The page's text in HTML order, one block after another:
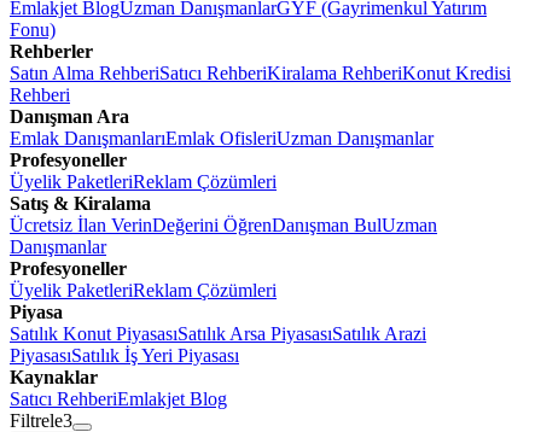
Emlakjet BlogUzman DanışmanlarGYF (Gayrimenkul Yatırım
Fonu)
Rehberler
Satın Alma RehberiSatıcı RehberiKiralama RehberiKonut Kredisi
Rehberi
Danışman Ara
Emlak DanışmanlarıEmlak OfisleriUzman Danışmanlar
Profesyoneller
Üyelik PaketleriReklam Çözümleri
Satış & Kiralama
Ücretsiz İlan VerinDeğerini ÖğrenDanışman BulUzman
Danışmanlar
Profesyoneller
Üyelik PaketleriReklam Çözümleri
Piyasa
Satılık Konut PiyasasıSatılık Arsa PiyasasıSatılık Arazi
PiyasasıSatılık İş Yeri Piyasası
Kaynaklar
Satıcı RehberiEmlakjet Blog
Filtrele3